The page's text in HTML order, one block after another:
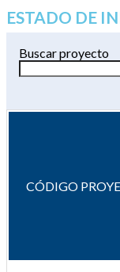
ESTADO DE
Buscar proyecto
CÓDIGO